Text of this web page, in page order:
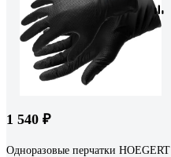
1 540 ₽
Одноразовые перчатки HOEGERT